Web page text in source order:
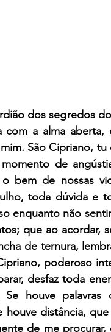
dos segredos
a alma
São Cipriano,
de
bem de nossas
toda dúvida e
enquanto não
que ao acordar,
de ternura,
poderoso
desfaz toda
houve palavras
houve distância,
de me procurar,